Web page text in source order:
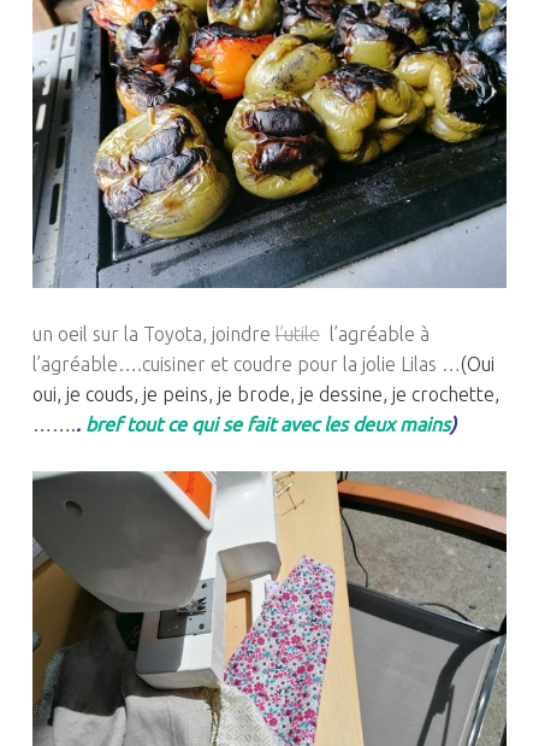
un oeil sur la Toyota, joindre l’utilel’agréable à
l’agréable….cuisiner et coudre pour la jolie Lilas …(Oui
oui, je couds, je peins, je brode, je dessine, je crochette,
…….. bref tout ce qui se fait avec les deux mains)